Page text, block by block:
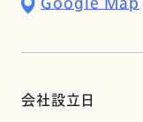
会社設立日